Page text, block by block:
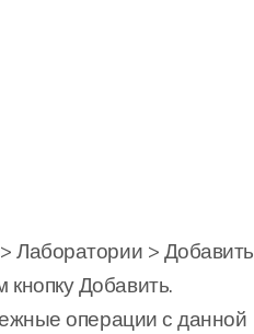
Лаборатории > Добавить
Добавить.
операции с данной